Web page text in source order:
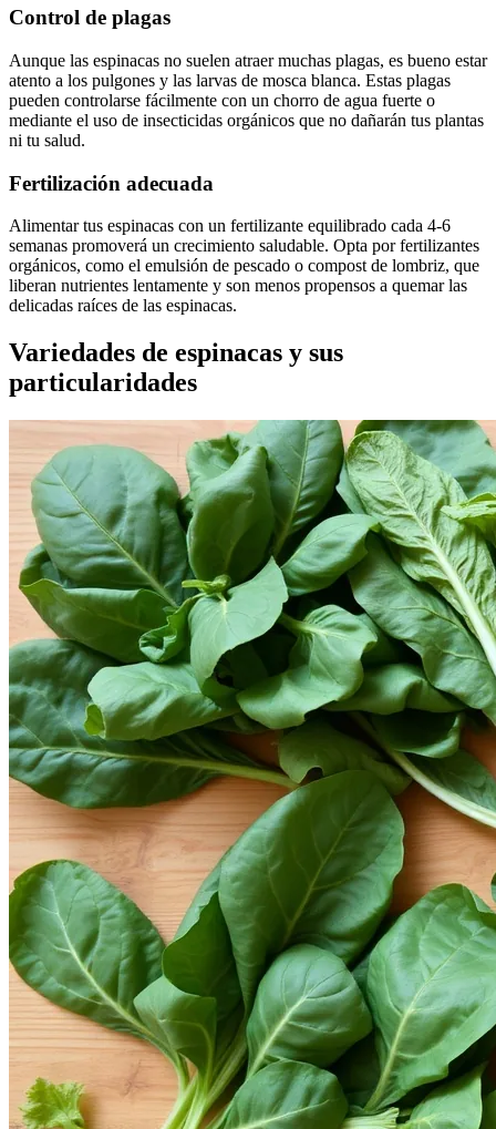
Control de plagas
Aunque las espinacas no suelen atraer muchas plagas, es bueno estar
atento a los pulgones y las larvas de mosca blanca. Estas plagas
pueden controlarse fácilmente con un chorro de agua fuerte o
mediante el uso de insecticidas orgánicos que no dañarán tus plantas
ni tu salud.
Fertilización adecuada
Alimentar tus espinacas con un fertilizante equilibrado cada 4-6
semanas promoverá un crecimiento saludable. Opta por fertilizantes
orgánicos, como el emulsión de pescado o compost de lombriz, que
liberan nutrientes lentamente y son menos propensos a quemar las
delicadas raíces de las espinacas.
Variedades de espinacas y sus
particularidades